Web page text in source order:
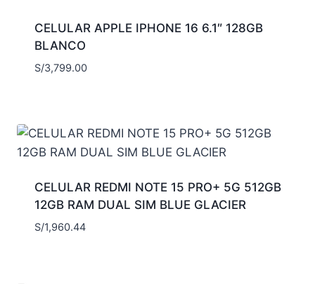
CELULAR APPLE IPHONE 16 6.1″ 128GB
BLANCO
S/3,799.00
CELULAR REDMI NOTE 15 PRO+ 5G 512GB
12GB RAM DUAL SIM BLUE GLACIER
S/1,960.44